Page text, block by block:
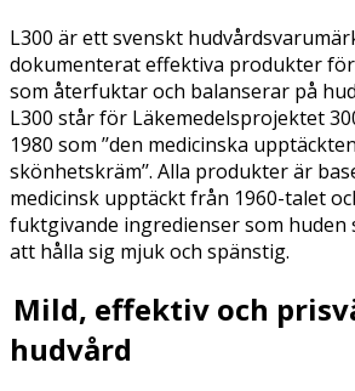
L300 är ett svenskt
dokumenterat effektiva produkter
som återfuktar och balanserar på
L300 står för Läkemedelsprojektet
1980 som ’’den medicinska
skönhetskräm’’. Alla produkter är
medicinsk upptäckt från 1960-talet
fuktgivande ingredienser som
att hålla sig mjuk och spänstig.
Mild, effektiv och
hudvård